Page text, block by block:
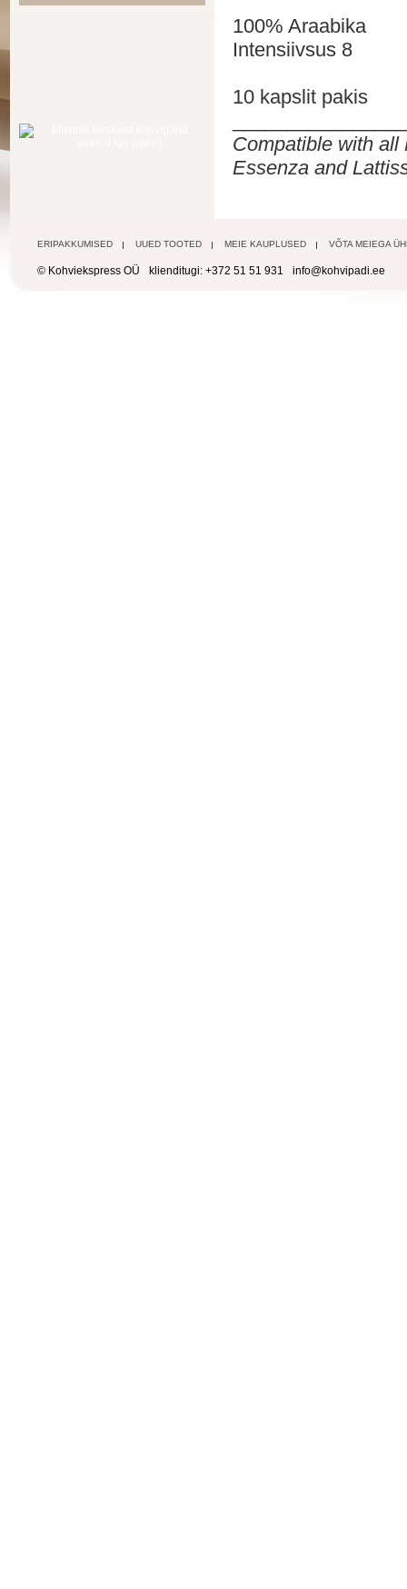
100% Araabika
Intensiivsus 8
10 kapslit pakis
Compatible with
Essenza and
ERIPAKKUMISED UUED TOOTED MEIE KAUPLUSED VÕTA MEIEGA
© Kohviekspress OÜ klienditugi: +372 51 51 931 info@kohvipadi.ee